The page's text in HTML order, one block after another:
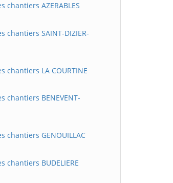
chantiers AZERABLES
chantiers SAINT-DIZIER-
chantiers LA COURTINE
chantiers BENEVENT-
chantiers GENOUILLAC
chantiers BUDELIERE